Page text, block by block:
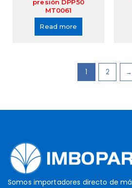
presión DPP50
MT0061
Read more
1 2 →
Somos importadores directo de